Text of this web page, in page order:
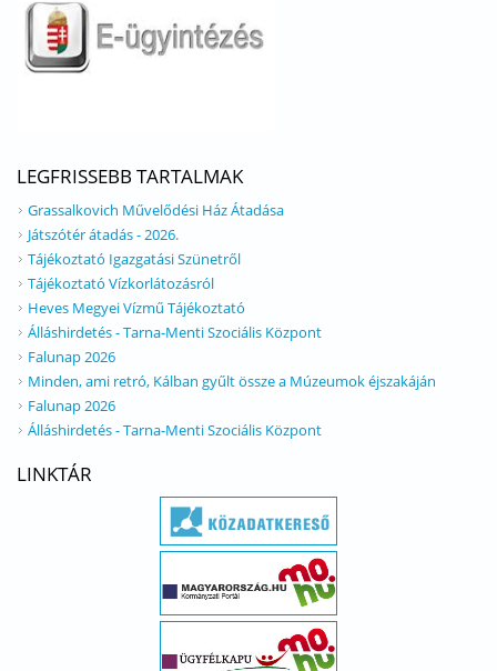
LEGFRISSEBB TARTALMAK
Grassalkovich Művelődési Ház Átadása
Játszótér átadás - 2026.
Tájékoztató Igazgatási Szünetről
Tájékoztató Vízkorlátozásról
Heves Megyei Vízmű Tájékoztató
Álláshirdetés - Tarna-Menti Szociális Központ
Falunap 2026
Minden, ami retró, Kálban gyűlt össze a Múzeumok éjszakáján
Falunap 2026
Álláshirdetés - Tarna-Menti Szociális Központ
LINKTÁR